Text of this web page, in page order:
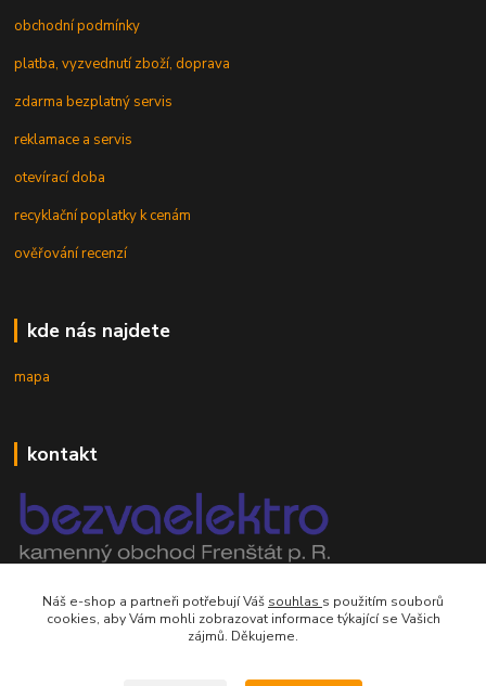
obchodní podmínky
platba, vyzvednutí zboží, doprava
zdarma bezplatný servis
reklamace a servis
otevírací doba
recyklační poplatky k cenám
ověřování recenzí
kde nás najdete
mapa
kontakt
mobil 605 268 512
Po-Pá, 8-16 hod.
Náš e-shop a partneři potřebují Váš souhlas s použitím souborů
cookies, aby Vám mohli zobrazovat informace týkající se Vašich
zájmů. Děkujeme.